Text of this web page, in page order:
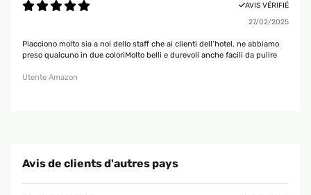
AVIS VÉRIFIÉ
27/02/2025
Piacciono molto sia a noi dello staff che ai clienti dell’hotel, ne abbiamo
preso qualcuno in due coloriMolto belli e durevoli anche facili da pulire
Utente Amazon
Avis de clients d'autres pays